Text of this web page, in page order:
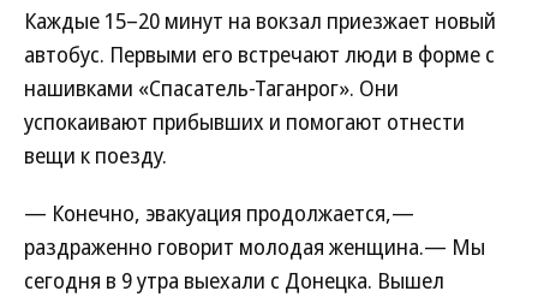
Каждые 15–20 минут на вокзал приезжает новый
автобус. Первыми его встречают люди в форме с
нашивками «Спасатель-Таганрог». Они
успокаивают прибывших и помогают отнести
вещи к поезду.
— Конечно, эвакуация продолжается,—
раздраженно говорит молодая женщина.— Мы
сегодня в 9 утра выехали с Донецка. Вышел